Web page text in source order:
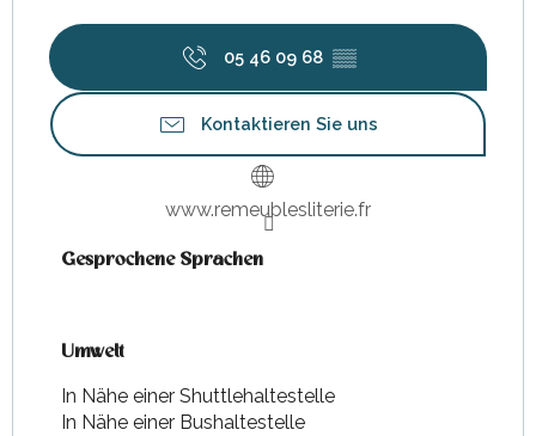
05 46 09 68 ▒▒
Kontaktieren Sie uns
www.remeublesliterie.fr
Gesprochene Sprachen
Gesprochene Sprachen
Umwelt
Umwelt
In Nähe einer Shuttlehaltestelle
In Nähe einer Bushaltestelle